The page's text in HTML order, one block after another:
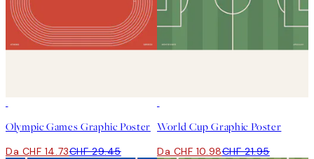
Olympic Games Graphic Poster
Da CHF 14.73CHF 29.45
World Cup Graphic Poster
Da CHF 10.98CHF 21.95